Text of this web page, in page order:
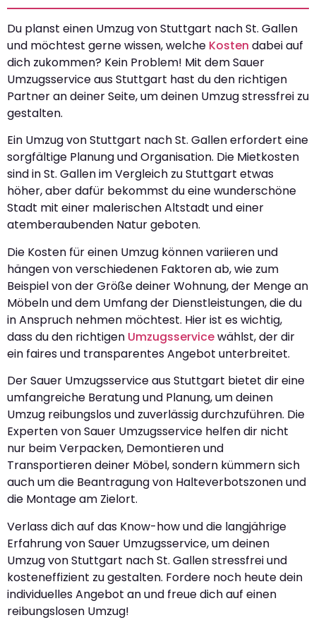
Du planst einen Umzug von Stuttgart nach St. Gallen
und möchtest gerne wissen, welche Kosten dabei auf
dich zukommen? Kein Problem! Mit dem Sauer
Umzugsservice aus Stuttgart hast du den richtigen
Partner an deiner Seite, um deinen Umzug stressfrei zu
gestalten.
Ein Umzug von Stuttgart nach St. Gallen erfordert eine
sorgfältige Planung und Organisation. Die Mietkosten
sind in St. Gallen im Vergleich zu Stuttgart etwas
höher, aber dafür bekommst du eine wunderschöne
Stadt mit einer malerischen Altstadt und einer
atemberaubenden Natur geboten.
Die Kosten für einen Umzug können variieren und
hängen von verschiedenen Faktoren ab, wie zum
Beispiel von der Größe deiner Wohnung, der Menge an
Möbeln und dem Umfang der Dienstleistungen, die du
in Anspruch nehmen möchtest. Hier ist es wichtig,
dass du den richtigen Umzugsservicewählst, der dir
ein faires und transparentes Angebot unterbreitet.
Der Sauer Umzugsservice aus Stuttgart bietet dir eine
umfangreiche Beratung und Planung, um deinen
Umzug reibungslos und zuverlässig durchzuführen. Die
Experten von Sauer Umzugsservice helfen dir nicht
nur beim Verpacken, Demontieren und
Transportieren deiner Möbel, sondern kümmern sich
auch um die Beantragung von Halteverbotszonen und
die Montage am Zielort.
Verlass dich auf das Know-how und die langjährige
Erfahrung von Sauer Umzugsservice, um deinen
Umzug von Stuttgart nach St. Gallen stressfrei und
kosteneffizient zu gestalten. Fordere noch heute dein
individuelles Angebot an und freue dich auf einen
reibungslosen Umzug!